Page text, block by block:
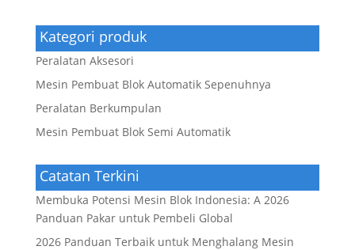
Kategori produk
Peralatan Aksesori
Mesin Pembuat Blok Automatik Sepenuhnya
Peralatan Berkumpulan
Mesin Pembuat Blok Semi Automatik
Catatan Terkini
Membuka Potensi Mesin Blok Indonesia: A 2026
Panduan Pakar untuk Pembeli Global
2026 Panduan Terbaik untuk Menghalang Mesin